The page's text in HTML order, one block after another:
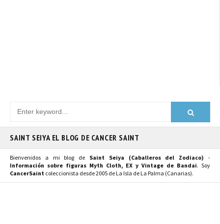
SAINT SEIYA EL BLOG DE CANCER SAINT
Bienvenidos a mi blog de Saint Seiya (Caballeros del Zodiaco) -
Información sobre figuras Myth Cloth, EX y Vintage de Bandai. Soy
CancerSaint coleccionista desde 2005 de La Isla de La Palma (Canarias).